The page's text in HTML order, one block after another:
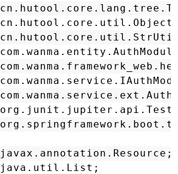
javax.annotation.Resource;
java.util.List;